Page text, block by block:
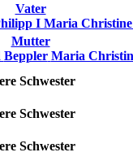
Vater
I Maria Christine
Mutter
Beppler Maria
Schwester
Schwester
Schwester